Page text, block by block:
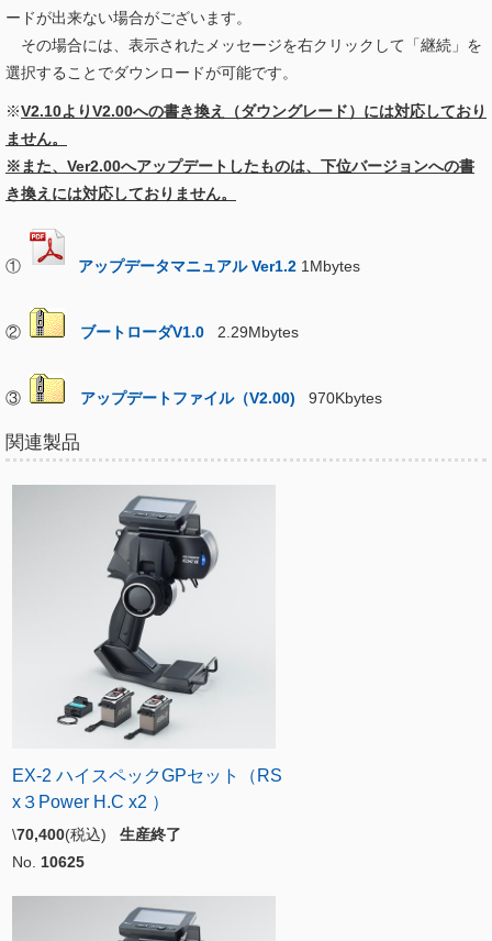
ードが出来ない場合がございます。
その場合には、表示されたメッセージを右クリックして「継続」を
選択することでダウンロードが可能です。
※V2.10よりV2.00への書き換え（ダウングレード）には対応しており
ません。
※また、Ver2.00へアップデートしたものは、下位バージョンへの書
き換えには対応しておりません。
① アップデータマニュアル Ver1.2 1Mbytes
② ブートローダV1.0 2.29Mbytes
③ アップデートファイル（V2.00) 970Kbytes
関連製品
EX-2 ハイスペックGPセット（RS
x３Power H.C x2 ）
\70,400(税込) 生産終了
No. 10625